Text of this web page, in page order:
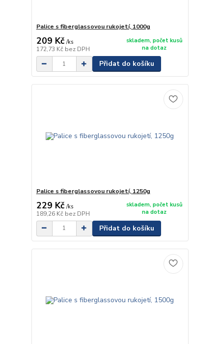
Palice s fiberglassovou rukojetí, 1000g
209 Kč /ks
172,73 Kč bez DPH
skladem, počet kusů
na dotaz
Přidat do košíku
Palice s fiberglassovou rukojetí, 1250g
229 Kč /ks
189,26 Kč bez DPH
skladem, počet kusů
na dotaz
Přidat do košíku